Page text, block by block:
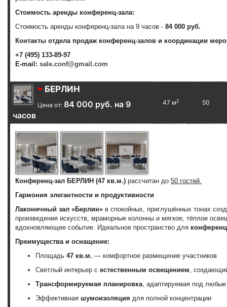
Стоимость аренды конференц-зала:
Стоимость аренды конференц-зала на 9 часов - 84 000 руб.
Контакты отдела продаж конференц-залов и координации
+7 (495) 133-89-97
E-mail: sale.conf@gmail.com
БЕРЛИН
Цена от: 84 000 руб. на 9
часов
47 м2 50
Конференц-зал БЕРЛИН (47 кв.м.) рассчитан до 50 гостей.
Гармония элегантности и продуктивности
Лаконичный зал «Берлин» в спокойных, приглушённых тонах
произведения искусств, мраморные колонны и мягкое, тёплое
вдохновляющее событие. Идеальное пространство для
Преимущества и оснащение:
Площадь 47 кв.м. — комфортное размещение участников
Светлый интерьер с естественным освещением,
Трансформируемая планировка, адаптируемая под
Эффективная шумоизоляция для полной концентрации